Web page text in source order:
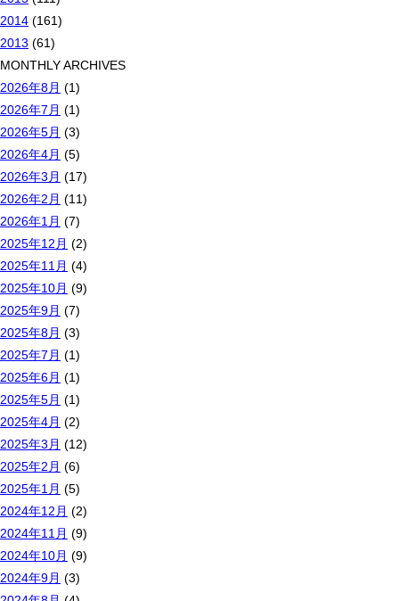
2014 (161)
2013 (61)
MONTHLY ARCHIVES
2026年8月 (1)
2026年7月 (1)
2026年5月 (3)
2026年4月 (5)
2026年3月 (17)
2026年2月 (11)
2026年1月 (7)
2025年12月 (2)
2025年11月 (4)
2025年10月 (9)
2025年9月 (7)
2025年8月 (3)
2025年7月 (1)
2025年6月 (1)
2025年5月 (1)
2025年4月 (2)
2025年3月 (12)
2025年2月 (6)
2025年1月 (5)
2024年12月 (2)
2024年11月 (9)
2024年10月 (9)
2024年9月 (3)